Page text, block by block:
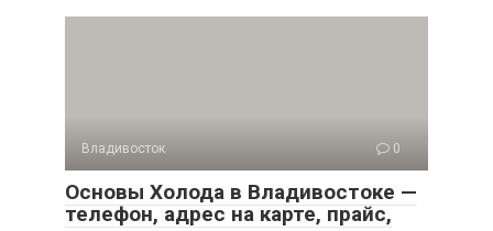
Владивосток 0
Основы Холода в Владивостоке —
телефон, адрес на карте, прайс,